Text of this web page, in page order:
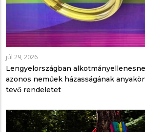
júl 29, 2026
Lengyelországban
azonos neműek házasságának
tevő rendeletet